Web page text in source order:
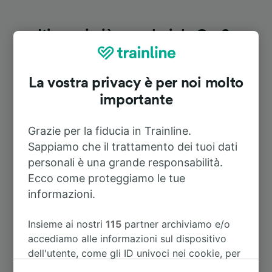
Itinerari più popolari da Groß-
Umstadt Klein-Umstadt
A Heppenheim (Bergstr)
A Berlino 4h 23m
A Bensheim
A Berlin Hermannstraße 5h 8m
La vostra privacy è per noi molto
importante
Grazie per la fiducia in Trainline.
Sappiamo che il trattamento dei tuoi dati
personali è una grande responsabilità.
Ecco come proteggiamo le tue
informazioni.
Insieme ai nostri115 partner archiviamo e/o
accediamo alle informazioni sul dispositivo
dell'utente, come gli ID univoci nei cookie, per